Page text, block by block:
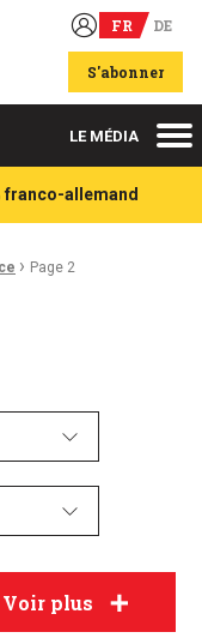
FR DE
S'abonner
LE MÉDIA
franco-allemand
› Page 2
Voir plus
Fintech